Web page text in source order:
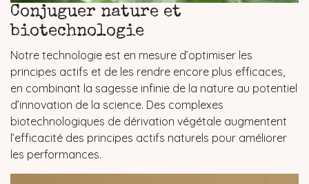
Conjuguer nature et
biotechnologie
Notre technologie est en mesure d’optimiser les
principes actifs et de les rendre encore plus efficaces,
en combinant la sagesse infinie de la nature au potentiel
d’innovation de la science. Des complexes
biotechnologiques de dérivation végétale augmentent
l’efficacité des principes actifs naturels pour améliorer
les performances.